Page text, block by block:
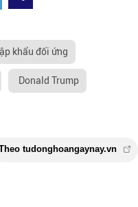
khẩu đối ứng
Donald Trump